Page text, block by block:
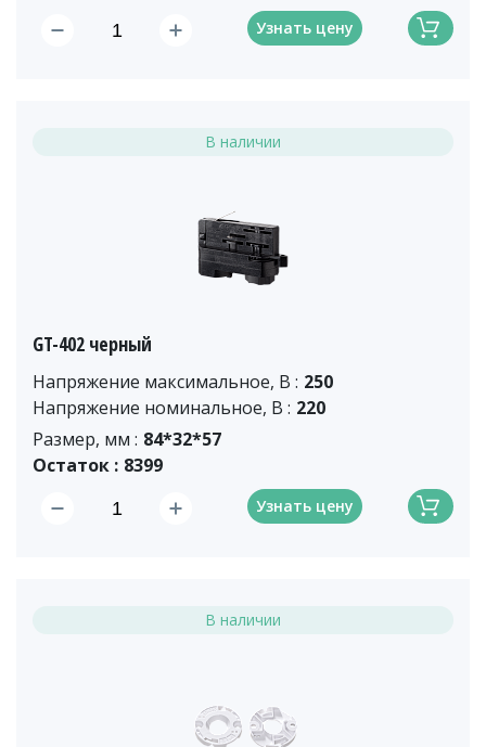
Узнать цену
В наличии
GT-402 черный
Напряжение максимальное, В : 250
Напряжение номинальное, В : 220
Размер, мм : 84*32*57
Остаток : 8399
Узнать цену
В наличии